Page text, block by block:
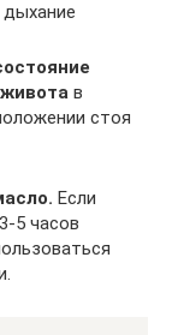
дыхание
в
стоя
Если
5 часов